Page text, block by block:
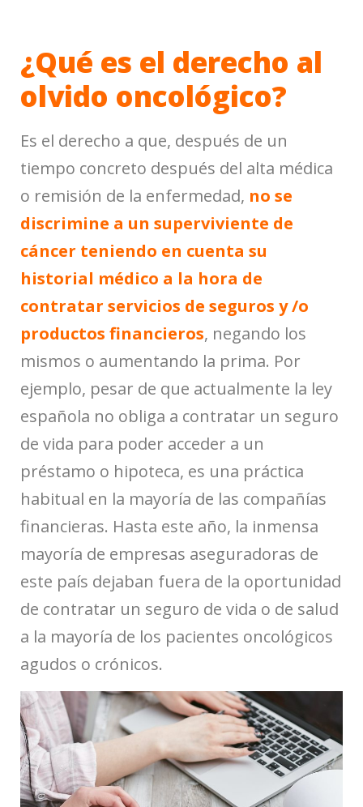
¿Qué es el derecho al
olvido oncológico?
Es el derecho a que, después de un
tiempo concreto después del alta médica
o remisión de la enfermedad, no se
discrimine a un superviviente de
cáncer teniendo en cuenta su
historial médico a la hora de
contratar servicios de seguros y /o
productos financieros, negando los
mismos o aumentando la prima. Por
ejemplo, pesar de que actualmente la ley
española no obliga a contratar un seguro
de vida para poder acceder a un
préstamo o hipoteca, es una práctica
habitual en la mayoría de las compañías
financieras. Hasta este año, la inmensa
mayoría de empresas aseguradoras de
este país dejaban fuera de la oportunidad
de contratar un seguro de vida o de salud
a la mayoría de los pacientes oncológicos
agudos o crónicos.